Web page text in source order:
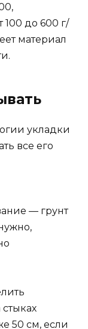
100 до 600 г/
материал
укладки
все его
— грунт
50 см, если